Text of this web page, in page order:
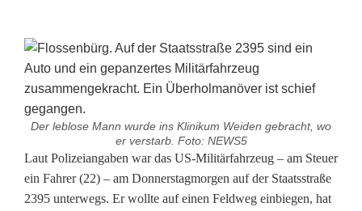
Der leblose Mann wurde ins Klinikum Weiden gebracht, wo
er verstarb. Foto: NEWS5
Ü
b
Laut Polizeiangaben war das US-Militärfahrzeug – am Steuer
ein Fahrer (22) – am Donnerstagmorgen auf der Staatsstraße
2395 unterwegs. Er wollte auf einen Feldweg einbiegen, hat